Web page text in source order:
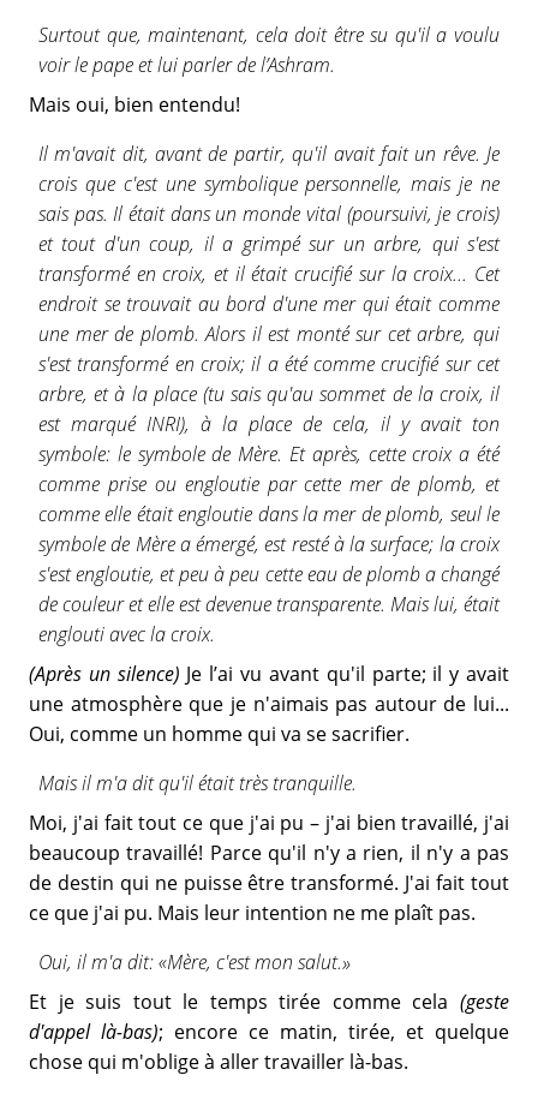
Surtout que, maintenant, cela doit être su qu'il a voulu
voir le pape et lui parler de l’Ashram.
Mais oui, bien entendu!
Il m'avait dit, avant de partir, qu'il avait fait un rêve. Je
crois que c'est une symbolique personnelle, mais je ne
sais pas. Il était dans un monde vital (poursuivi, je crois)
et tout d'un coup, il a grimpé sur un arbre, qui s'est
transformé en croix, et il était crucifié sur la croix... Cet
endroit se trouvait au bord d'une mer qui était comme
une mer de plomb. Alors il est monté sur cet arbre, qui
s'est transformé en croix; il a été comme crucifié sur cet
arbre, et à la place (tu sais qu'au sommet de la croix, il
est marqué INRI), à la place de cela, il y avait ton
symbole: le symbole de Mère. Et après, cette croix a été
comme prise ou engloutie par cette mer de plomb, et
comme elle était engloutie dans la mer de plomb, seul le
symbole de Mère a émergé, est resté à la surface; la croix
s'est engloutie, et peu à peu cette eau de plomb a changé
de couleur et elle est devenue transparente. Mais lui, était
englouti avec la croix.
(Après un silence) Je l’ai vu avant qu'il parte; il y avait
une atmosphère que je n'aimais pas autour de lui...
Oui, comme un homme qui va se sacrifier.
Mais il m'a dit qu'il était très tranquille.
Moi, j'ai fait tout ce que j'ai pu – j'ai bien travaillé, j'ai
beaucoup travaillé! Parce qu'il n'y a rien, il n'y a pas
de destin qui ne puisse être transformé. J'ai fait tout
ce que j'ai pu. Mais leur intention ne me plaît pas.
Oui, il m'a dit: «Mère, c'est mon salut.»
Et je suis tout le temps tirée comme cela (geste
d'appel là-bas); encore ce matin, tirée, et quelque
chose qui m'oblige à aller travailler là-bas.